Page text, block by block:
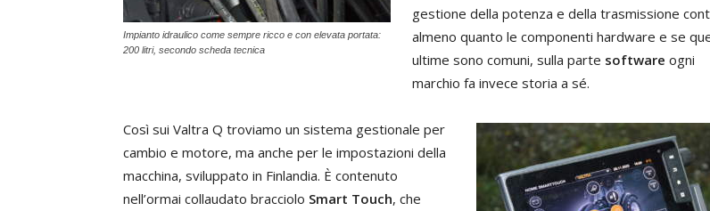
Impianto idraulico come sempre ricco e con elevata portata:
200 litri, secondo scheda tecnica
gestione della potenza e della trasmissione
almeno quanto le componenti hardware e se
ultime sono comuni, sulla parte software ogni
marchio fa invece storia a sé.
Così sui Valtra Q troviamo un sistema gestionale per
cambio e motore, ma anche per le impostazioni della
macchina, sviluppato in Finlandia. È contenuto
nell’ormai collaudato bracciolo Smart Touch, che